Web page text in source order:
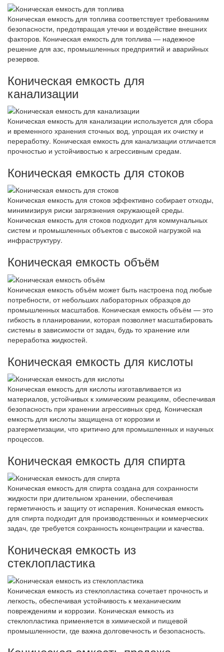
Коническая емкость для топлива соответствует требованиям
безопасности, предотвращая утечки и воздействие внешних
факторов. Коническая емкость для топлива — надежное
решение для азс, промышленных предприятий и аварийных
резервов.
Коническая емкость для
канализации
Коническая емкость для канализации используется для сбора
и временного хранения сточных вод, упрощая их очистку и
переработку. Коническая емкость для канализации отличается
прочностью и устойчивостью к агрессивным средам.
Коническая емкость для стоков
Коническая емкость для стоков эффективно собирает отходы,
минимизируя риски загрязнения окружающей среды.
Коническая емкость для стоков подходит для коммунальных
систем и промышленных объектов с высокой нагрузкой на
инфраструктуру.
Коническая емкость объём
Коническая емкость объём может быть настроена под любые
потребности, от небольших лабораторных образцов до
промышленных масштабов. Коническая емкость объём — это
гибкость в планировании, которая позволяет масштабировать
системы в зависимости от задач, будь то хранение или
переработка жидкостей.
Коническая емкость для кислоты
Коническая емкость для кислоты изготавливается из
материалов, устойчивых к химическим реакциям, обеспечивая
безопасность при хранении агрессивных сред. Коническая
емкость для кислоты защищена от коррозии и
разгерметизации, что критично для промышленных и научных
процессов.
Коническая емкость для спирта
Коническая емкость для спирта создана для сохранности
жидкости при длительном хранении, обеспечивая
герметичность и защиту от испарения. Коническая емкость
для спирта подходит для производственных и коммерческих
задач, где требуется сохранность концентрации и качества.
Коническая емкость из
стеклопластика
Коническая емкость из стеклопластика сочетает прочность и
легкость, обеспечивая устойчивость к механическим
повреждениям и коррозии. Коническая емкость из
стеклопластика применяется в химической и пищевой
промышленности, где важна долговечность и безопасность.